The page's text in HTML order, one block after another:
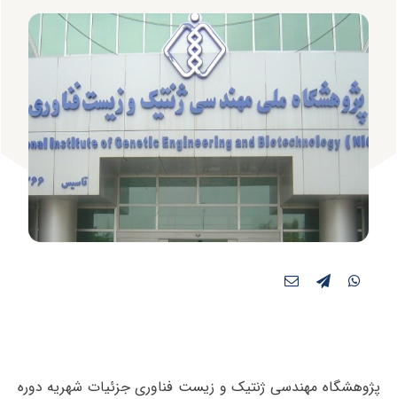
پژوهشگاه مهندسی ژنتیک و زیست‌ فناوری جزئیات شهریه‌ دوره‌